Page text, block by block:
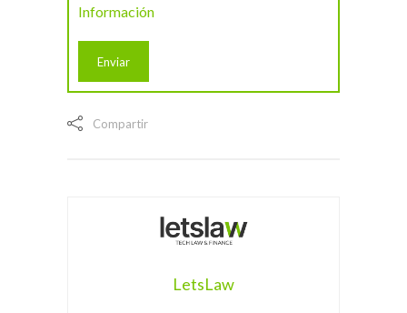
Información
Compartir
LetsLaw